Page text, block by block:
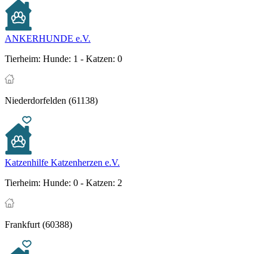
ANKERHUNDE e.V.
Tierheim: Hunde: 1 - Katzen: 0
Niederdorfelden (61138)
Katzenhilfe Katzenherzen e.V.
Tierheim: Hunde: 0 - Katzen: 2
Frankfurt (60388)